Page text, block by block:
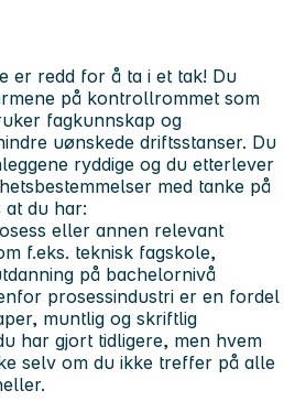
er redd for å ta i et tak! Du
på kontrollrommet som
fagkunnskap og
uønskede driftsstanser. Du
ryddige og du etterlever
med tanke på
at du har:
eller annen relevant
f.eks. teknisk fagskole,
på bachelornivå
prosessindustri er en fordel
muntlig og skriftlig
har gjort tidligere, men hvem
selv om du ikke treffer på alle